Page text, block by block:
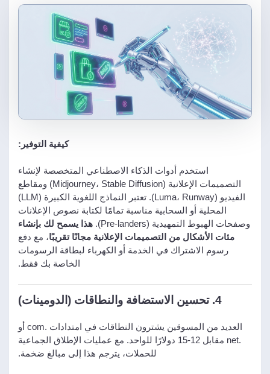
كيفية التوفير:
استخدم أدوات الذكاء الاصطناعي المتخصصة لإنشاء
التصميمات الإعلانية (Midjourney، Stable Diffusion) ومقاطع
الفيديو (Luma، Runway). تعتبر النماذج اللغوية الكبيرة (LLM)
المحلية أو السحابية مناسبة تمامًا لكتابة نصوص الإعلانات
وصفحات الهبوط التمهيدية (Pre-landers).
هذا يسمح لك بإنشاء
مئات الأشكال من التصميمات الإعلانية مجانًا تقريبًا، مع دفع
رسوم الاشتراك في الخدمة أو الكهرباء لبطاقة الرسومات
الخاصة بك فقط.
4. تحسين الاستضافة والنطاقات (الدومينات)
العديد من المسوقين يشترون النطاقات في امتدادات .com أو
.net مقابل 12-15 دولارًا للواحد. مع عمليات الإطلاق الجماعية
للحملات، يترجم هذا إلى مبالغ ضخمة.